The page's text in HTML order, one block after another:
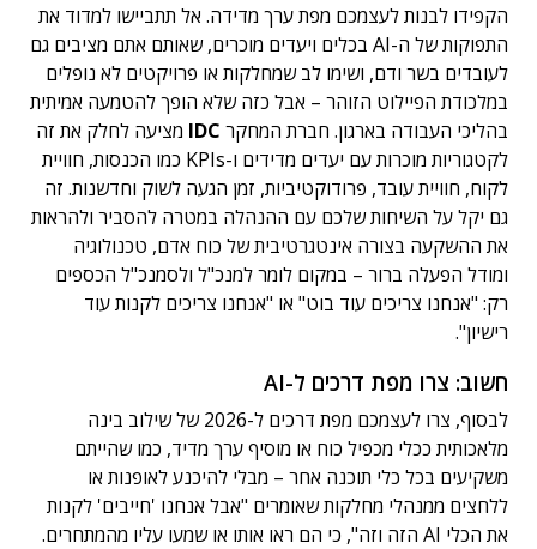
הקפידו לבנות לעצמכם מפת ערך מדידה. אל תתביישו למדוד את
התפוקות של ה-AI בכלים ויעדים מוכרים, שאותם אתם מציבים גם
לעובדים בשר ודם, ושימו לב שמחלקות או פרויקטים לא נופלים
במלכודת הפיילוט הזוהר – אבל כזה שלא הופך להטמעה אמיתית
בהליכי העבודה בארגון. חברת המחקר IDC מציעה לחלק את זה
לקטגוריות מוכרות עם יעדים מדידים ו-KPIs כמו הכנסות, חוויית
לקוח, חוויית עובד, פרודוקטיביות, זמן הגעה לשוק וחדשנות. זה
גם יקל על השיחות שלכם עם ההנהלה במטרה להסביר ולהראות
את ההשקעה בצורה אינטגרטיבית של כוח אדם, טכנולוגיה
ומודל הפעלה ברור – במקום לומר למנכ"ל ולסמנכ"ל הכספים
רק: "אנחנו צריכים עוד בוט" או "אנחנו צריכים לקנות עוד
רישיון".
חשוב: צרו מפת דרכים ל-AI
לבסוף, צרו לעצמכם מפת דרכים ל-2026 של שילוב בינה
מלאכותית ככלי מכפיל כוח או מוסיף ערך מדיד, כמו שהייתם
משקיעים בכל כלי תוכנה אחר – מבלי להיכנע לאופנות או
ללחצים ממנהלי מחלקות שאומרים "אבל אנחנו 'חייבים' לקנות
את הכלי AI הזה וזה", כי הם ראו אותו או שמעו עליו מהמתחרים.